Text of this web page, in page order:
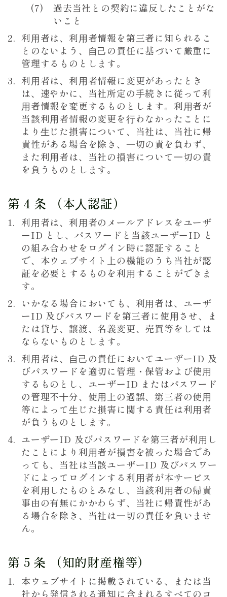
過去当社との契約に違反したことがな
いこと
利⽤者は、利⽤者情報を第三者に知られるこ
とのないよう、⾃⼰の責任に基づいて厳重に
管理するものとします。
利⽤者は、利⽤者情報に変更があったとき
は、速やかに、当社所定の⼿続きに従って利
⽤者情報を変更するものとします。利⽤者が
当該利⽤者情報の変更を⾏わなかったことに
より⽣じた損害について、当社は、当社に帰
責性がある場合を除き、⼀切の責を負わず、
また利⽤者は、当社の損害について⼀切の責
を負うものとします。
第 4 条 （本⼈認証）
利⽤者は、利⽤者のメールアドレスをユーザ
ーID とし、パスワードと当該ユーザーID と
の組み合わせをログイン時に認証すること
で、本ウェブサイト上の機能のうち当社が認
証を必要とするものを利⽤することができま
す。
いかなる場合においても、利⽤者は、ユーザ
ーID 及びパスワードを第三者に使⽤させ、ま
たは貸与、譲渡、名義変更、売買等をしては
ならないものとします。
利⽤者は、⾃⼰の責任においてユーザーID 及
びパスワードを適切に管理・保管および使⽤
するものとし、ユーザーID またはパスワード
の管理不⼗分、使⽤上の過誤、第三者の使⽤
等によって⽣じた損害に関する責任は利⽤者
が負うものとします。
ユーザーID 及びパスワードを第三者が利⽤し
たことにより利⽤者が損害を被った場合であ
っても、当社は当該ユーザーID 及びパスワー
ドによってログインする利⽤者が本サービス
を利⽤したものとみなし、当該利⽤者の帰責
事由の有無にかかわらず、当社に帰責性があ
る場合を除き、当社は⼀切の責任を負いませ
ん。
第 5 条 （知的財産権等）
本ウェブサイトに掲載されている、または当
社から発信される通知に含まれるすべてのコ